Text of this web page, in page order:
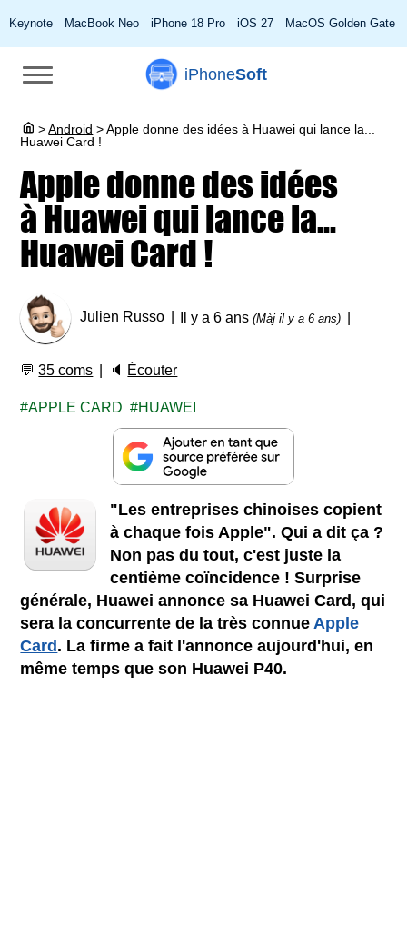
Keynote MacBook Neo iPhone 18 Pro iOS 27 MacOS Golden Gate
iPhoneSoft
> Android >Apple donne des idées à Huawei qui lance la...
Huawei Card !
Apple donne des idées
à Huawei qui lance la...
Huawei Card !
Julien Russo Il y a 6 ans(Màj il y a 6 ans)
💬35 coms 🔈 Écouter
APPLE CARD HUAWEI
"Les entreprises chinoises copient
à chaque fois Apple". Qui a dit ça ?
Non pas du tout, c'est juste la
centième coïncidence ! Surprise
générale, Huawei annonce sa Huawei Card, qui
sera la concurrente de la très connue Apple
Card. La firme a fait l'annonce aujourd'hui, en
même temps que son Huawei P40.